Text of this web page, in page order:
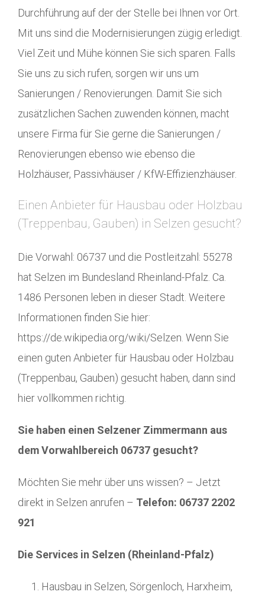
Durchführung auf der der Stelle bei Ihnen vor Ort.
Mit uns sind die Modernisierungen zügig erledigt.
Viel Zeit und Mühe können Sie sich sparen. Falls
Sie uns zu sich rufen, sorgen wir uns um
Sanierungen / Renovierungen. Damit Sie sich
zusätzlichen Sachen zuwenden können, macht
unsere Firma für Sie gerne die Sanierungen /
Renovierungen ebenso wie ebenso die
Holzhäuser, Passivhäuser / KfW-Effizienzhäuser.
Einen Anbieter für Hausbau oder Holzbau
(Treppenbau, Gauben) in Selzen gesucht?
Die Vorwahl: 06737 und die Postleitzahl: 55278
hat Selzen im Bundesland Rheinland-Pfalz. Ca.
1486 Personen leben in dieser Stadt. Weitere
Informationen finden Sie hier:
https://de.wikipedia.org/wiki/Selzen. Wenn Sie
einen guten Anbieter für Hausbau oder Holzbau
(Treppenbau, Gauben) gesucht haben, dann sind
hier vollkommen richtig.
Sie haben einen Selzener Zimmermann aus
dem Vorwahlbereich 06737 gesucht?
Möchten Sie mehr über uns wissen? – Jetzt
direkt in Selzen anrufen – Telefon: 06737 2202
921
Die Services in Selzen (Rheinland-Pfalz)
Hausbau in Selzen, Sörgenloch, Harxheim,